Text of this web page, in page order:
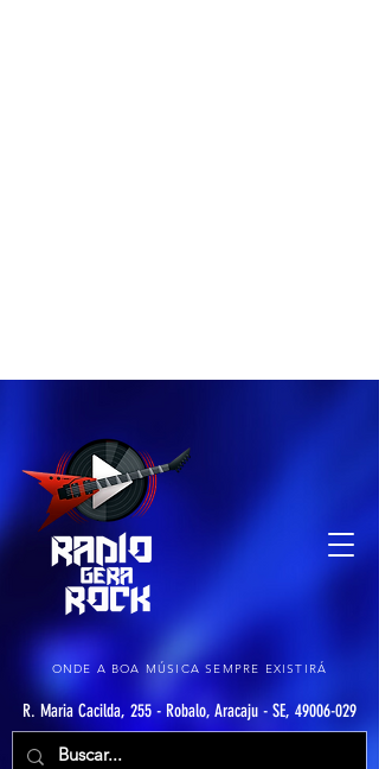
ONDE A BOA MÚSICA SEMPRE EXISTIRÁ
R. Maria Cacilda, 255 - Robalo, Aracaju - SE, 49006-029